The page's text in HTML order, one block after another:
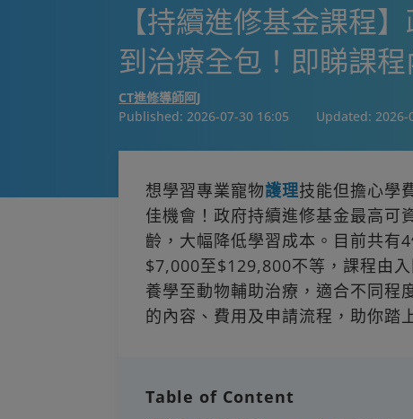
【持續進修基金課程
到治療全包！即睇課
CT進修導師阿J
Published: 2026-07-30 16:05 Updated: 2026-
想學習專業寵物護理技能但擔心學
佳機會！政府持續進修基金最高可
齡，大幅降低學習成本。目前共有
$7,000至$129,800不等，課程由
養學至動物輔助治療，適合不同
的內容、費用及申請流程，助你踏
Table of Content